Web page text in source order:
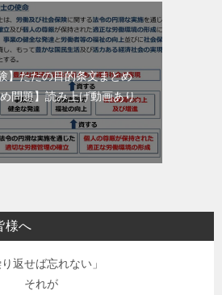
】ただの目的条文まとめ
問題】読み上げ動画あり。
様へ
り返せば忘れない」
それが